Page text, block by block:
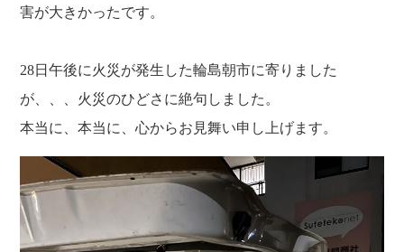
害が大きかったです。
28日午後に火災が発生した輪島朝市に寄りました
が、、、火災のひどさに絶句しました。
本当に、本当に、心からお見舞い申し上げます。